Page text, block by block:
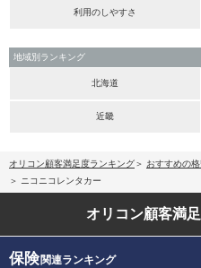
利用のしやすさ
地域別ランキング
北海道
近畿
オリコン顧客満足度ランキング
おすすめの
ニコニコレンタカー
オリコン顧客満
保険関連ランキング